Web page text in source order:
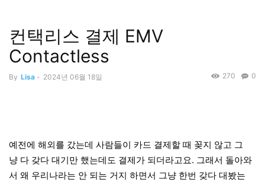
컨택리스 결제 EMV
Contactless
By Lisa - 2024년 06월 18일 0
270
예전에 해외를 갔는데 사람들이 카드 결제할 때 꽂지 않고 그
냥 다 갖다 대기만 했는데도 결제가 되더라고요. 그래서 돌아와
서 왜 우리나라는 안 되는 거지 하면서 그냥 한번 갖다 대봤는